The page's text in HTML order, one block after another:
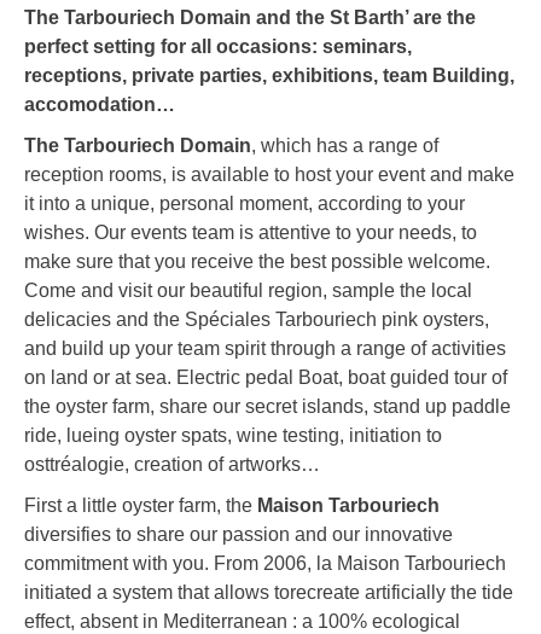
The Tarbouriech Domain and the St Barth’ are the
perfect setting for all occasions: seminars,
receptions, private parties, exhibitions, team Building,
accomodation…
The Tarbouriech Domain, which has a range of
reception rooms, is available to host your event and make
it into a unique, personal moment, according to your
wishes. Our events team is attentive to your needs, to
make sure that you receive the best possible welcome.
Come and visit our beautiful region, sample the local
delicacies and the Spéciales Tarbouriech pink oysters,
and build up your team spirit through a range of activities
on land or at sea. Electric pedal Boat, boat guided tour of
the oyster farm, share our secret islands, stand up paddle
ride, lueing oyster spats, wine testing, initiation to
osttréalogie, creation of artworks…
First a little oyster farm, the Maison Tarbouriech
diversifies to share our passion and our innovative
commitment with you. From 2006, la Maison Tarbouriech
initiated a system that allows torecreate artificially the tide
effect, absent in Mediterranean : a 100% ecological